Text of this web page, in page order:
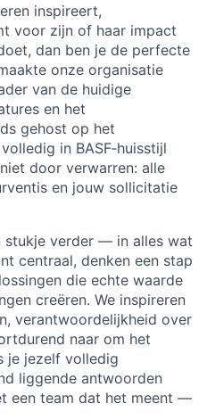
inspireert,
voor zijn of haar impact
dan ben je de perfecte
onze organisatie
van de huidige
en het
gehost op het
in BASF‑huisstijl
door verwarren: alle
en jouw sollicitatie
stukje verder — in alles wat
centraal, denken een stap
die echte waarde
creëren. We inspireren
verantwoordelijkheid over
naar om het
je jezelf volledig
liggende antwoorden
een team dat het meent —